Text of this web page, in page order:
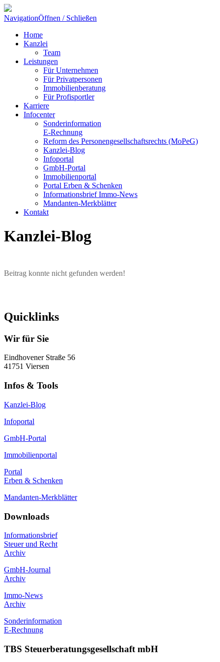
NavigationÖffnen / Schließen
Home
Kanzlei
Team
Leistungen
Für Unternehmen
Für Privatpersonen
Immobilienberatung
Für Profisportler
Karriere
Infocenter
Sonderinformation
E-Rechnung
Reform des Personengesellschaftsrechts (MoPeG)
Kanzlei-Blog
Infoportal
GmbH-Portal
Immobilienportal
Portal Erben & Schenken
Informationsbrief Immo-News
Mandanten-Merkblätter
Kontakt
Kanzlei-Blog
Beitrag konnte nicht gefunden werden!
Quicklinks
Wir für Sie
Eindhovener Straße 56
41751 Viersen
Infos & Tools
Kanzlei-Blog
Infoportal
GmbH-Portal
Immobilienportal
Portal
Erben & Schenken
Mandanten-Merkblätter
Downloads
Informationsbrief
Steuer und Recht
Archiv
GmbH-Journal
Archiv
Immo-News
Archiv
Sonderinformation
E-Rechnung
TBS Steuerberatungsgesellschaft mbH